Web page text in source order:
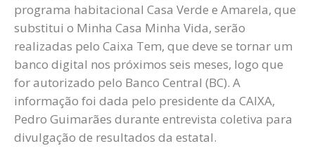
programa habitacional Casa Verde e Amarela, que
substitui o Minha Casa Minha Vida, serão
realizadas pelo Caixa Tem, que deve se tornar um
banco digital nos próximos seis meses, logo que
for autorizado pelo Banco Central (BC). A
informação foi dada pelo presidente da CAIXA,
Pedro Guimarães durante entrevista coletiva para
divulgação de resultados da estatal.